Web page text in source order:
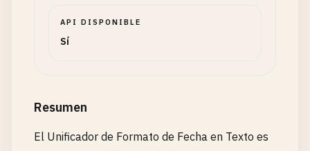
API DISPONIBLE
Sí
Resumen
El Unificador de Formato de Fecha en Texto es